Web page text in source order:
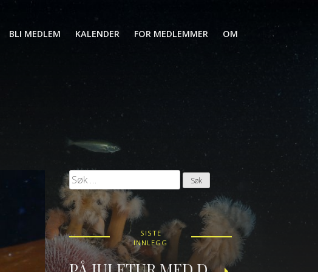
BLI MEDLEM KALENDER FOR MEDLEMMER OM
Søk
etter:
SISTE
INNLEGG